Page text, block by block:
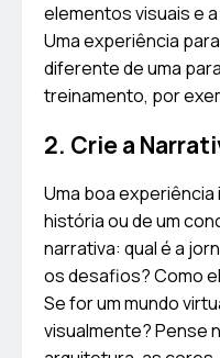
elementos visuais e
Uma experiência
diferente de uma
treinamento, por
2. Crie a
Uma boa
história ou de um
narrativa: qual é a
os desafios? Como
Se for um mundo
visualmente? Pense